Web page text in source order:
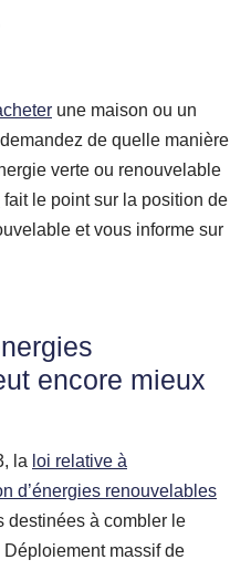
une maison ou un
de quelle manière
verte ou renouvelable
fait le point sur la position de
et vous informe sur
encore mieux
la loi relative à
d’énergies renouvelables
destinées à combler le
massif de